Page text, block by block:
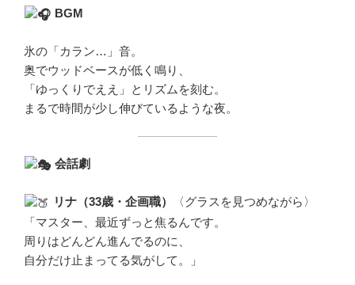
BGM
氷の「カラン…」音。
奥でウッドベースが低く鳴り、
「ゆっくりでええ」とリズムを刻む。
まるで時間が少し伸びているような夜。
会話劇
リナ（33歳・企画職）
〈グラスを見つめながら〉
「マスター、最近ずっと焦るんです。
周りはどんどん進んでるのに、
自分だけ止まってる気がして。」